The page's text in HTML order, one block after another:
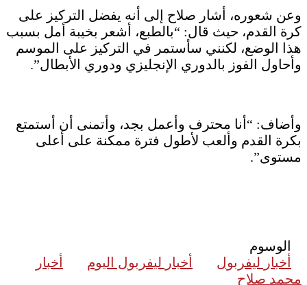
وعن شعوره، أشار صلاح إلى أنه يفضل التركيز على
كرة القدم، حيث قال: “بالطبع، أشعر بخيبة أمل بسبب
هذا الوضع، لكنني سأستمر في التركيز على الموسم
وأحاول الفوز بالدوري الإنجليزي ودوري الأبطال”.
وأضاف: “أنا محترف وأعمل بجد، وأتمنى أن أستمتع
بكرة القدم وألعب لأطول فترة ممكنة على أعلى
مستوى”.
الوسوم
أخبار ليفربول
أخبار ليفربول اليوم
أخبار
محمد صلاح